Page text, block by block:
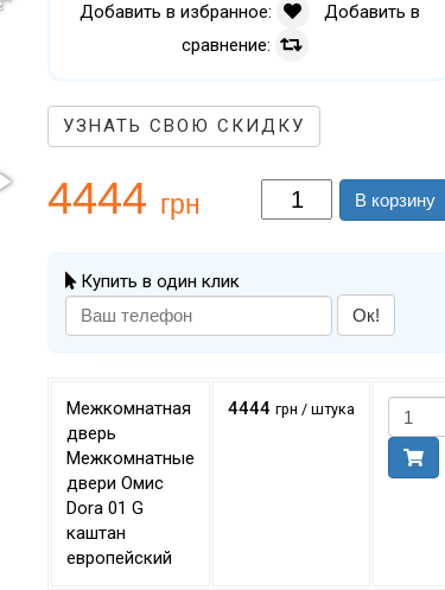
Добавить в избранное:
Добавить в
сравнение:
УЗНАТЬ СВОЮ СКИДКУ
4444 грн В корзину
Купить в один клик
Ок!
Межкомнатная
дверь
Межкомнатные
двери Омис
Dora 01 G
каштан
европейский
4444 грн / штука